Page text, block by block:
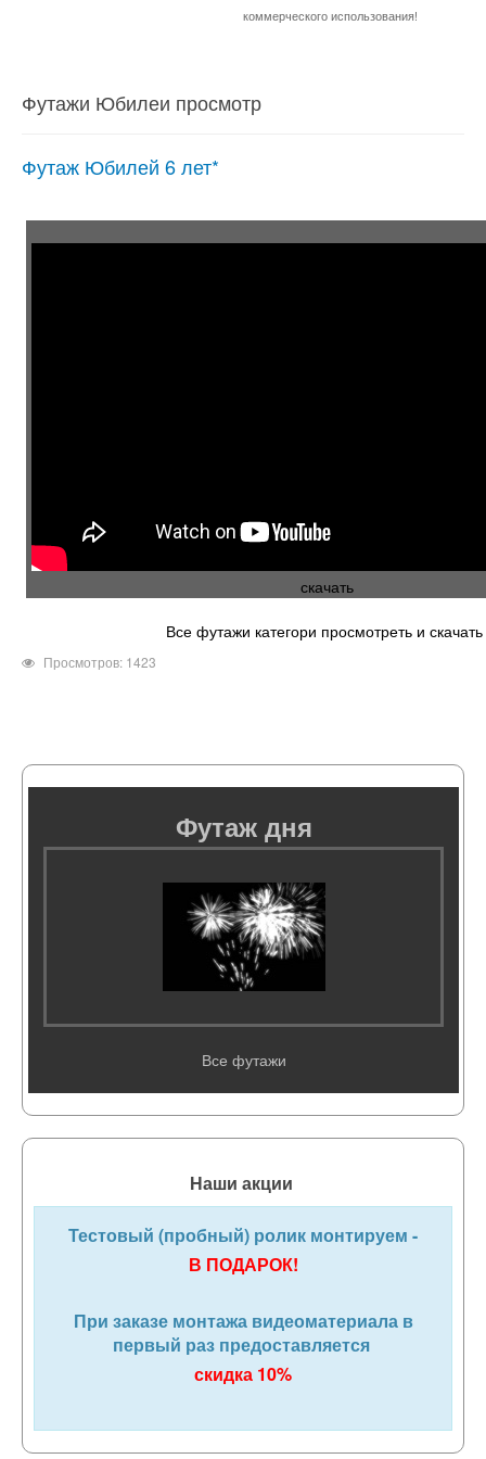
коммерческого использования!
Футажи Юбилеи просмотр
Футаж Юбилей 6 лет*
скачать
Все футажи категори просмотреть и скачать
Просмотров: 1423
Футаж дня
Все футажи
Наши акции
Тестовый (пробный) ролик монтируем -
В ПОДАРОК!
При заказе монтажа видеоматериала в
первый раз предоставляется
скидка 10%